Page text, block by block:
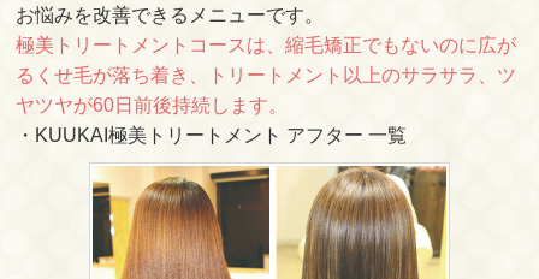
お悩みを改善できるメニューです。
極美トリートメントコースは、縮毛矯正でもないのに広が
るくせ毛が落ち着き、トリートメント以上のサラサラ、ツ
ヤツヤが60日前後持続します。
・KUUKAI極美トリートメント アフター 一覧